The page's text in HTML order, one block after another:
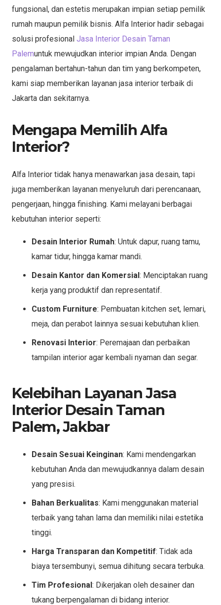
fungsional, dan estetis merupakan impian setiap pemilik
rumah maupun pemilik bisnis. Alfa Interior hadir sebagai
solusi profesional Jasa Interior Desain Taman
Palemuntuk mewujudkan interior impian Anda. Dengan
pengalaman bertahun-tahun dan tim yang berkompeten,
kami siap memberikan layanan jasa interior terbaik di
Jakarta dan sekitarnya.
Mengapa Memilih Alfa
Interior?
Alfa Interior tidak hanya menawarkan jasa desain, tapi
juga memberikan layanan menyeluruh dari perencanaan,
pengerjaan, hingga finishing. Kami melayani berbagai
kebutuhan interior seperti:
Desain Interior Rumah: Untuk dapur, ruang tamu,
kamar tidur, hingga kamar mandi.
Desain Kantor dan Komersial: Menciptakan ruang
kerja yang produktif dan representatif.
Custom Furniture: Pembuatan kitchen set, lemari,
meja, dan perabot lainnya sesuai kebutuhan klien.
Renovasi Interior: Peremajaan dan perbaikan
tampilan interior agar kembali nyaman dan segar.
Kelebihan Layanan Jasa
Interior Desain Taman
Palem, Jakbar
Desain Sesuai Keinginan: Kami mendengarkan
kebutuhan Anda dan mewujudkannya dalam desain
yang presisi.
Bahan Berkualitas: Kami menggunakan material
terbaik yang tahan lama dan memiliki nilai estetika
tinggi.
Harga Transparan dan Kompetitif: Tidak ada
biaya tersembunyi, semua dihitung secara terbuka.
Tim Profesional: Dikerjakan oleh desainer dan
tukang berpengalaman di bidang interior.